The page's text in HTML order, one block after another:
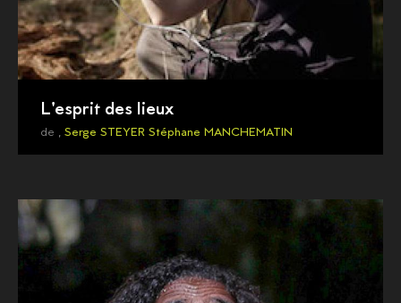
L'esprit des lieux
de , Serge STEYER Stéphane MANCHEMATIN